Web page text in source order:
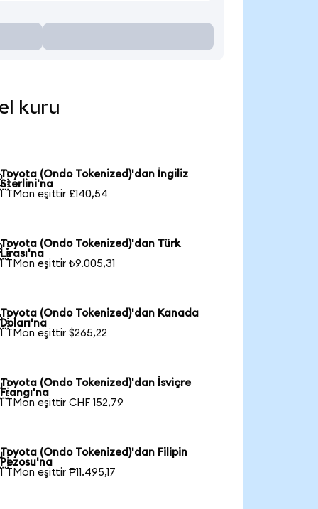
kuru
Toyota (Ondo Tokenized)'dan İngiliz
Sterlini'na
1 TMon eşittir £140,54
Toyota (Ondo Tokenized)'dan Türk
Lirası'na
1 TMon eşittir ₺9.005,31
Toyota (Ondo Tokenized)'dan Kanada
Doları'na
1 TMon eşittir $265,22
Toyota (Ondo Tokenized)'dan İsviçre
Frangı'na
1 TMon eşittir CHF 152,79
Toyota (Ondo Tokenized)'dan Filipin
Pezosu'na
1 TMon eşittir ₱11.495,17